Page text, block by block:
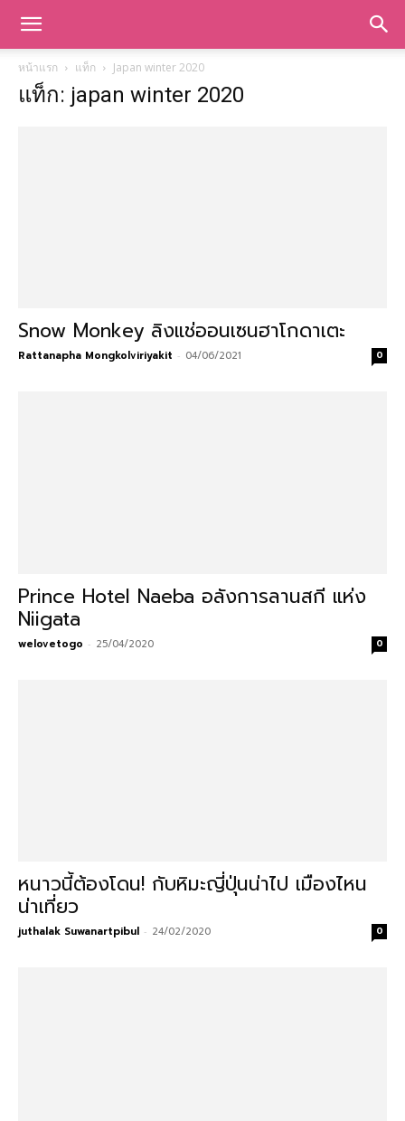
หน้าแรก แท็ก Japan winter 2020
แท็ก: japan winter 2020
Snow Monkey ลิงแช่ออนเซนฮาโกดาเตะ
Rattanapha Mongkolviriyakit - 04/06/2021 0
Prince Hotel Naeba อลังการลานสกี แห่ง
Niigata
welovetogo - 25/04/2020 0
หนาวนี้ต้องโดน! กับหิมะญี่ปุ่นน่าไป เมืองไหน
น่าเที่ยว
juthalak Suwanartpibul - 24/02/2020 0